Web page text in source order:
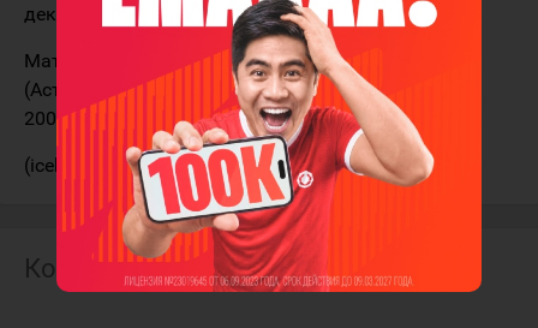
декабря 2009 года.
Матчи «Барыс»-2 (Астана) - «Казцинк-Торпедо»-2
(Астана) перенесены с 1-2 декабря на 8-9 декабря
2009 года.
(icehockey.kz)
Комментарии